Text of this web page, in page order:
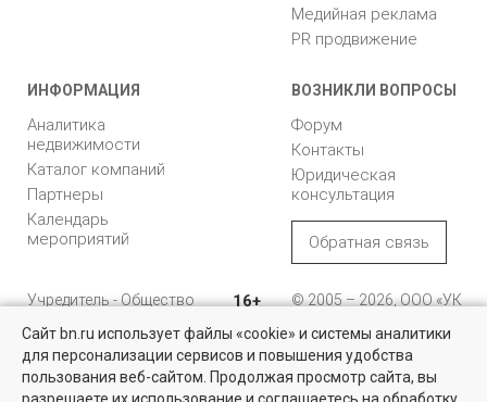
Квартиры на вторичном рынке
Более 10 тысяч квартир в Санкт-Петербурге и области от
Медийная реклама
PR продвижение
ИНФОРМАЦИЯ
Аналитика
недвижимости
Каталог компаний
Партнеры
Календарь
мероприятий
ВОЗНИКЛИ ВОПРОСЫ
Форум
Контакты
Юридическая
консультация
Обратная связь
Учредитель - Общество
ответственностью
"Управляющая
компания "Бюллетень
недвижимости"
16+
© 2005 – 2026, ООО «УК
196105, Санкт-
Петербург, пр. Юрия
Гагарина, 1
Сайт bn.ru использует файлы «cookie» и системы аналитики
для персонализации сервисов и повышения удобства
пользования веб-сайтом. Продолжая просмотр сайта, вы